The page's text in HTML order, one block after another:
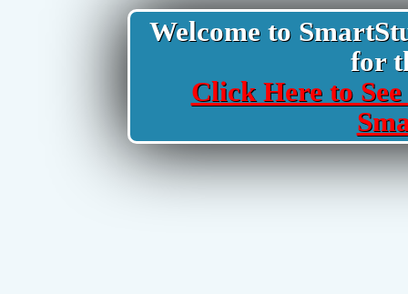
Welcome to
for
Click Here to